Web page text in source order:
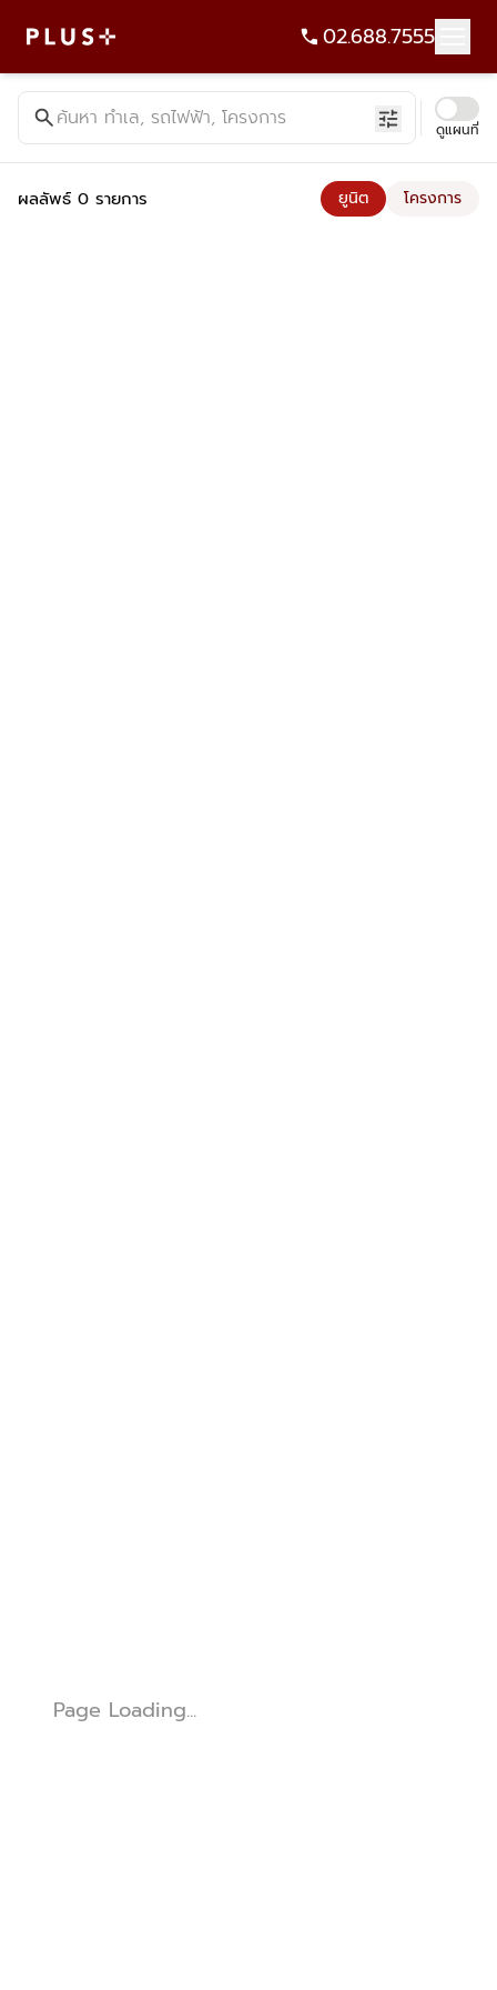
02.688.7555
ค้นหาคอนโด บ้าน ที่ดิน อาคารสำนักงาน ทั้งขายและเช่า - Plus
searchค้นหา ทำเล, รถไฟฟ้า, โครงการ tune ดูแผนที่
ผลลัพธ์ 0 รายการ ยูนิต โครงการ
Page Loading...